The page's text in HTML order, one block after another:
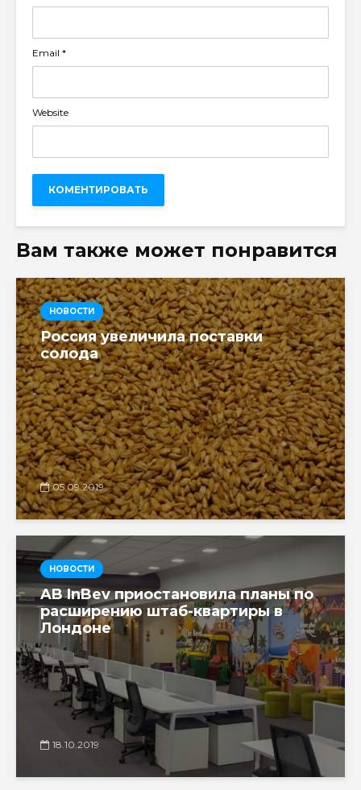
Email *
Website
Вам также может понравится
НОВОСТИ
Россия увеличила поставки
солода
05.09.2019
НОВОСТИ
AB InBev приостановила планы по
расширению штаб-квартиры в
Лондоне
18.10.2019